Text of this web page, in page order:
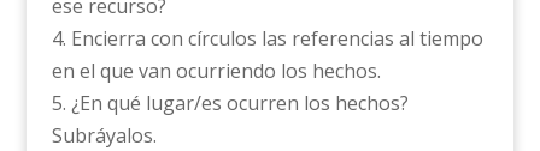
ese recurso?
4. Encierra con círculos las referencias al tiempo
en el que van ocurriendo los hechos.
5. ¿En qué lugar/es ocurren los hechos?
Subráyalos.